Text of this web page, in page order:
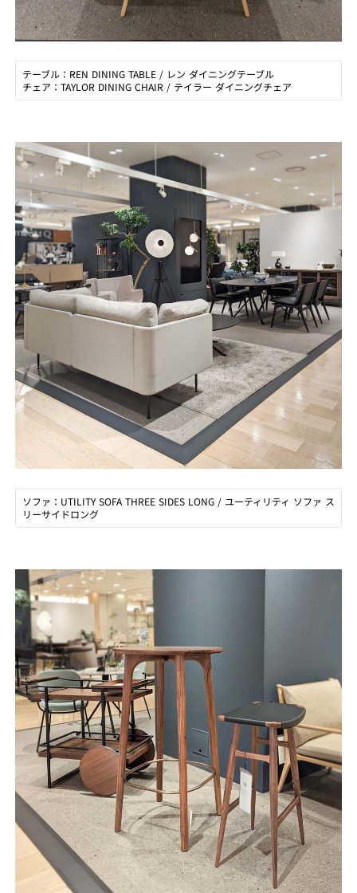
テーブル：REN DINING TABLE / レン ダイニングテーブル
チェア：TAYLOR DINING CHAIR / テイラー ダイニングチェア
ソファ：UTILITY SOFA THREE SIDES LONG / ユーティリティ ソファ ス
リーサイドロング